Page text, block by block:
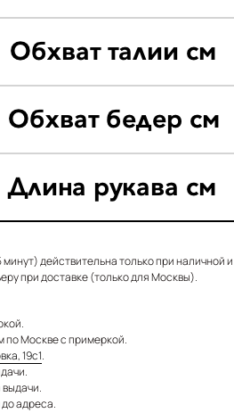
действительна только при наличной и
при доставке (только для Москвы).
по Москве с примеркой.
19с1.
адреса.